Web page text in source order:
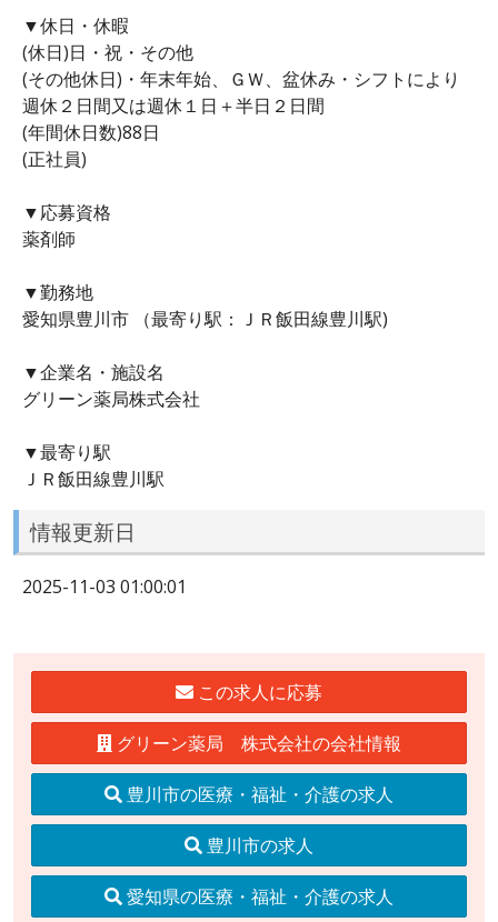
▼休日・休暇
(休日)日・祝・その他
(その他休日)・年末年始、ＧＷ、盆休み・シフトにより
週休２日間又は週休１日＋半日２日間
(年間休日数)88日
(正社員)
▼応募資格
薬剤師
▼勤務地
愛知県豊川市 （最寄り駅：ＪＲ飯田線豊川駅)
▼企業名・施設名
グリーン薬局株式会社
▼最寄り駅
ＪＲ飯田線豊川駅
情報更新日
2025-11-03 01:00:01
この求人に応募
グリーン薬局 株式会社の会社情報
豊川市の医療・福祉・介護の求人
豊川市の求人
愛知県の医療・福祉・介護の求人